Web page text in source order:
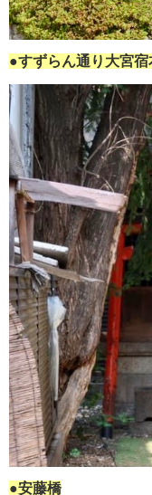
●すずらん通り大宮宿
●安藤橋